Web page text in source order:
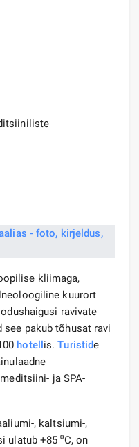
kliimaga,
kuurort
ravivate
see pakub tõhusat ravi
hotellis.Turistide
meditsiini- ja SPA-
, kaltsiumi-,
ulatub +85 ⁰С, on